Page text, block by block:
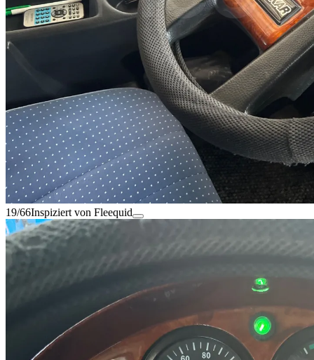
19/66Inspiziert von Fleequid